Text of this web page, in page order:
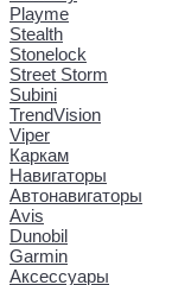
Playme
Stealth
Stonelock
Street Storm
Subini
TrendVision
Viper
Каркам
Навигаторы
Автонавигаторы
Avis
Dunobil
Garmin
Аксессуары